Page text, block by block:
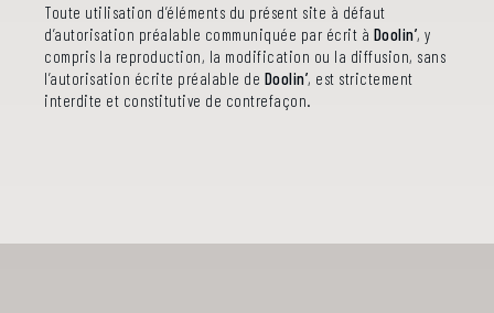
Toute utilisation d’éléments du présent site à défaut
d’autorisation préalable communiquée par écrit à Doolin’, y
compris la reproduction, la modification ou la diffusion, sans
l’autorisation écrite préalable de Doolin’, est strictement
interdite et constitutive de contrefaçon.